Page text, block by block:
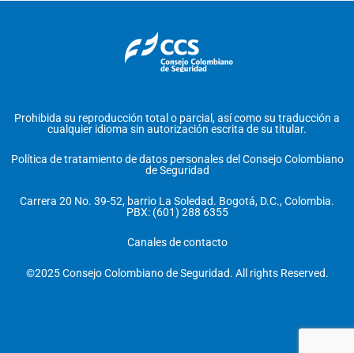
Prohibida su reproducción total o parcial, así como su traducción a
cualquier idioma sin autorización escrita de su titular.
Política de tratamiento de datos personales del Consejo Colombiano
de Seguridad
Carrera 20 No. 39-52, barrio La Soledad. Bogotá, D.C., Colombia.
PBX: (601) 288 6355
Canales de contacto
©2025 Consejo Colombiano de Seguridad. All rights Reserved.